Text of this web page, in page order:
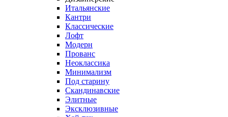
Итальянские
Кантри
Классические
Лофт
Модерн
Прованс
Неоклассика
Минимализм
Под старину
Скандинавские
Элитные
Эксклюзивные